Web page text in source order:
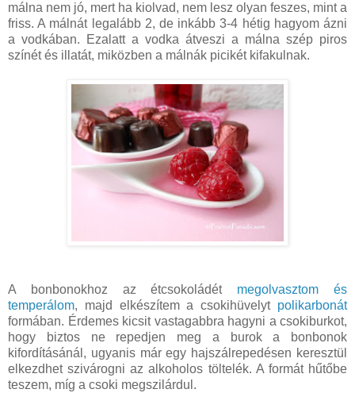
málna nem jó, mert ha kiolvad, nem lesz olyan feszes, mint a
friss. A málnát legalább 2, de inkább 3-4 hétig hagyom ázni
a vodkában. Ezalatt a vodka átveszi a málna szép piros
színét és illatát, miközben a málnák picikét kifakulnak.
A bonbonokhoz az étcsokoládét megolvasztom és
temperálom, majd elkészítem a csokihüvelyt polikarbonát
formában. Érdemes kicsit vastagabbra hagyni a csokiburkot,
hogy biztos ne repedjen meg a burok a bonbonok
kifordításánál, ugyanis már egy hajszálrepedésen keresztül
elkezdhet szivárogni az alkoholos töltelék. A formát hűtőbe
teszem, míg a csoki megszilárdul.